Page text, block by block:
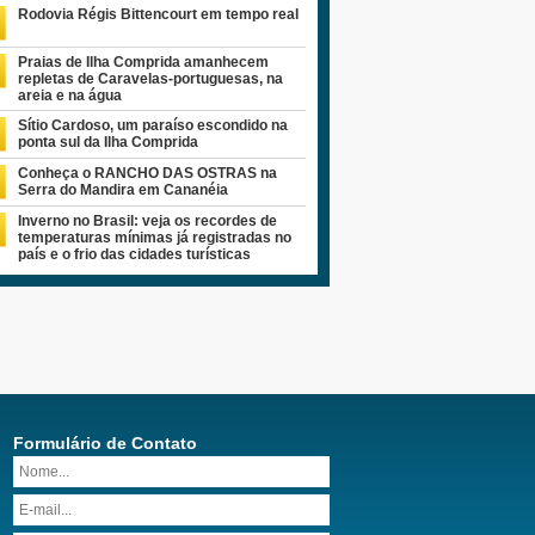
Rodovia Régis Bittencourt em tempo real
Praias de Ilha Comprida amanhecem
repletas de Caravelas-portuguesas, na
areia e na água
Sítio Cardoso, um paraíso escondido na
ponta sul da Ilha Comprida
Conheça o RANCHO DAS OSTRAS na
Serra do Mandira em Cananéia
Inverno no Brasil: veja os recordes de
temperaturas mínimas já registradas no
país e o frio das cidades turísticas
Formulário de Contato